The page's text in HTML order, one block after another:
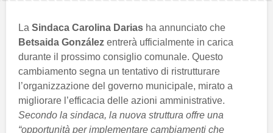
La Sindaca Carolina Darias ha annunciato che
Betsaida González entrerà ufficialmente in carica
durante il prossimo consiglio comunale. Questo
cambiamento segna un tentativo di ristrutturare
l’organizzazione del governo municipale, mirato a
migliorare l’efficacia delle azioni amministrative.
Secondo la sindaca, la nuova struttura offre una
“opportunità per implementare cambiamenti che